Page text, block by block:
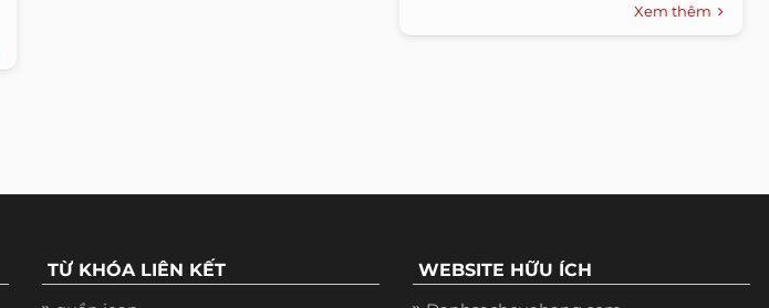
Xem thêm
TỪ KHÓA LIÊN KẾT
WEBSITE HỮU ÍCH